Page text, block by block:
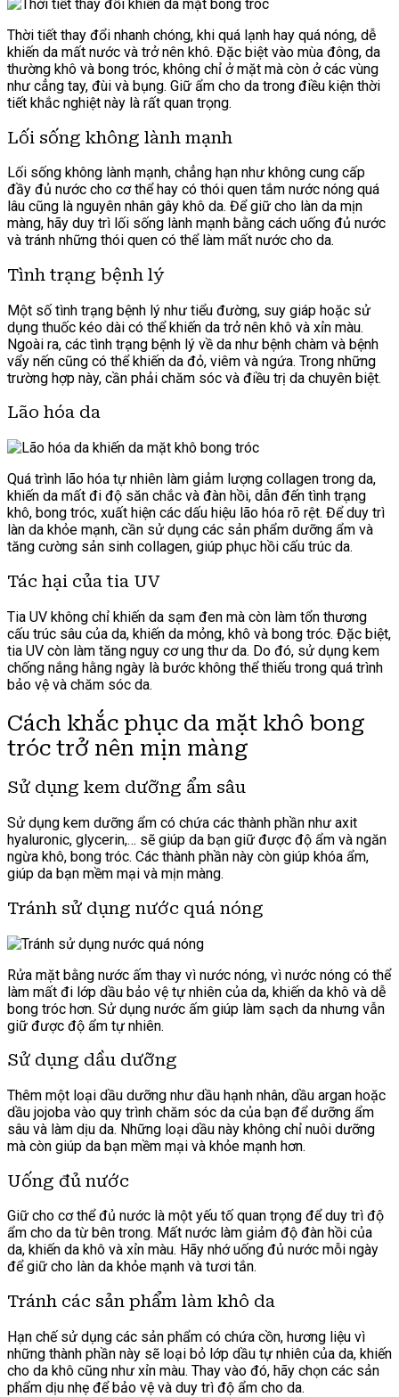
Thời tiết thay đổi nhanh chóng, khi quá lạnh hay quá nóng, dễ
khiến da mất nước và trở nên khô. Đặc biệt vào mùa đông, da
thường khô và bong tróc, không chỉ ở mặt mà còn ở các vùng
như cẳng tay, đùi và bụng. Giữ ẩm cho da trong điều kiện thời
tiết khắc nghiệt này là rất quan trọng.
Lối sống không lành mạnh
Lối sống không lành mạnh, chẳng hạn như không cung cấp
đầy đủ nước cho cơ thể hay có thói quen tắm nước nóng quá
lâu cũng là nguyên nhân gây khô da. Để giữ cho làn da mịn
màng, hãy duy trì lối sống lành mạnh bằng cách uống đủ nước
và tránh những thói quen có thể làm mất nước cho da.
Tình trạng bệnh lý
Một số tình trạng bệnh lý như tiểu đường, suy giáp hoặc sử
dụng thuốc kéo dài có thể khiến da trở nên khô và xỉn màu.
Ngoài ra, các tình trạng bệnh lý về da như bệnh chàm và bệnh
vẩy nến cũng có thể khiến da đỏ, viêm và ngứa. Trong những
trường hợp này, cần phải chăm sóc và điều trị da chuyên biệt.
Lão hóa da
Quá trình lão hóa tự nhiên làm giảm lượng collagen trong da,
khiến da mất đi độ săn chắc và đàn hồi, dẫn đến tình trạng
khô, bong tróc, xuất hiện các dấu hiệu lão hóa rõ rệt. Để duy trì
làn da khỏe mạnh, cần sử dụng các sản phẩm dưỡng ẩm và
tăng cường sản sinh collagen, giúp phục hồi cấu trúc da.
Tác hại của tia UV
Tia UV không chỉ khiến da sạm đen mà còn làm tổn thương
cấu trúc sâu của da, khiến da mỏng, khô và bong tróc. Đặc biệt,
tia UV còn làm tăng nguy cơ ung thư da. Do đó, sử dụng kem
chống nắng hằng ngày là bước không thể thiếu trong quá trình
bảo vệ và chăm sóc da.
Cách khắc phục da mặt khô bong
tróc trở nên mịn màng
Sử dụng kem dưỡng ẩm sâu
Sử dụng kem dưỡng ẩm có chứa các thành phần như axit
hyaluronic, glycerin,… sẽ giúp da bạn giữ được độ ẩm và ngăn
ngừa khô, bong tróc. Các thành phần này còn giúp khóa ẩm,
giúp da bạn mềm mại và mịn màng.
Tránh sử dụng nước quá nóng
Rửa mặt bằng nước ấm thay vì nước nóng, vì nước nóng có thể
làm mất đi lớp dầu bảo vệ tự nhiên của da, khiến da khô và dễ
bong tróc hơn. Sử dụng nước ấm giúp làm sạch da nhưng vẫn
giữ được độ ẩm tự nhiên.
Sử dụng dầu dưỡng
Thêm một loại dầu dưỡng như dầu hạnh nhân, dầu argan hoặc
dầu jojoba vào quy trình chăm sóc da của bạn để dưỡng ẩm
sâu và làm dịu da. Những loại dầu này không chỉ nuôi dưỡng
mà còn giúp da bạn mềm mại và khỏe mạnh hơn.
Uống đủ nước
Giữ cho cơ thể đủ nước là một yếu tố quan trọng để duy trì độ
ẩm cho da từ bên trong. Mất nước làm giảm độ đàn hồi của
da, khiến da khô và xỉn màu. Hãy nhớ uống đủ nước mỗi ngày
để giữ cho làn da khỏe mạnh và tươi tắn.
Tránh các sản phẩm làm khô da
Hạn chế sử dụng các sản phẩm có chứa cồn, hương liệu vì
những thành phần này sẽ loại bỏ lớp dầu tự nhiên của da, khiến
cho da khô cũng như xỉn màu. Thay vào đó, hãy chọn các sản
phẩm dịu nhẹ để bảo vệ và duy trì độ ẩm cho da.